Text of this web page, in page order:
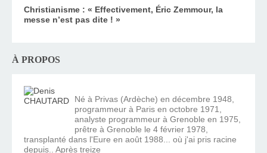
Christianisme : « Effectivement, Éric Zemmour, la
messe n’est pas dite ! »
À PROPOS
Né à Privas (Ardèche) en décembre 1948,
programmeur à Paris en octobre 1971,
analyste programmeur à Grenoble en 1975,
prêtre à Grenoble le 4 février 1978,
transplanté dans l'Eure en août 1988... où j'ai pris racine
depuis.. Après treize